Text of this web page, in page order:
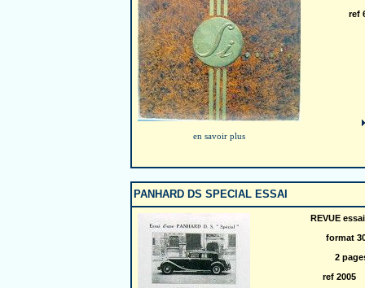
en savoir plus
ref
PANHARD DS SPECIAL ESSAI
REVUE
format
2
ref